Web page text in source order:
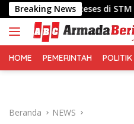
Langsung
ke
konten
Breaking News
Reses di STM Hilir
HOME PEMERINTAH POLITIK
Beranda NEWS